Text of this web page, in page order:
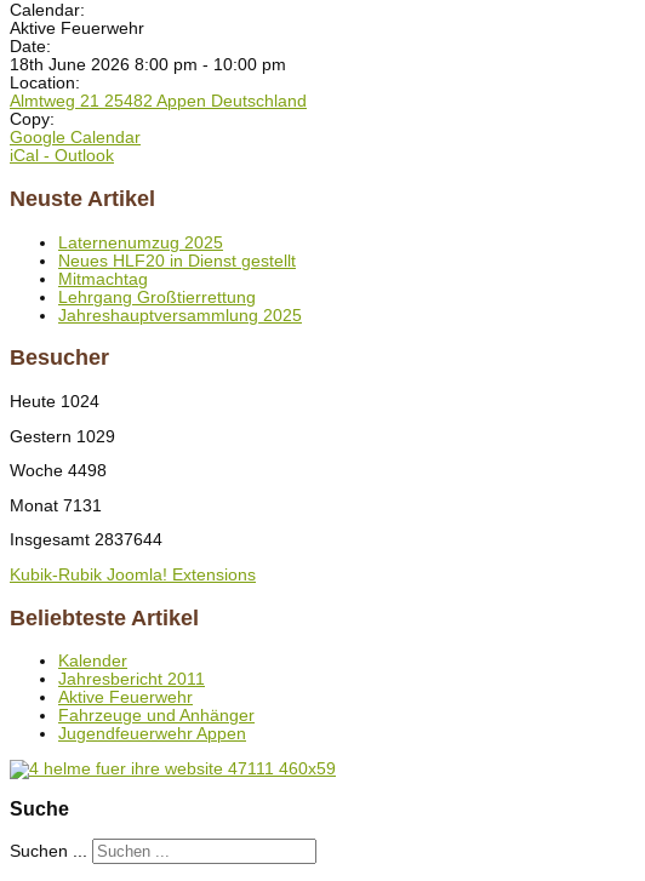
Calendar:
Aktive Feuerwehr
Date:
18th June 2026 8:00 pm - 10:00 pm
Location:
Almtweg 21 25482 Appen Deutschland
Copy:
Google Calendar
iCal - Outlook
Neuste Artikel
Laternenumzug 2025
Neues HLF20 in Dienst gestellt
Mitmachtag
Lehrgang Großtierrettung
Jahreshauptversammlung 2025
Besucher
Heute 1024
Gestern 1029
Woche 4498
Monat 7131
Insgesamt 2837644
Kubik-Rubik Joomla! Extensions
Beliebteste Artikel
Kalender
Jahresbericht 2011
Aktive Feuerwehr
Fahrzeuge und Anhänger
Jugendfeuerwehr Appen
Suche
Suchen ...